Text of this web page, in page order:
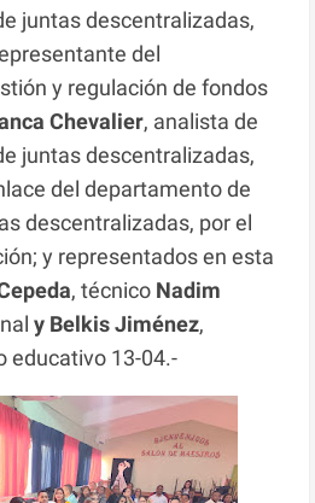
juntas descentralizadas,
del
y regulación de fondos
Chevalier, analista de
juntas descentralizadas,
del departamento de
descentralizadas, por el
y representados en esta
, técnico Nadim
y Belkis Jiménez,
educativo 13-04.-